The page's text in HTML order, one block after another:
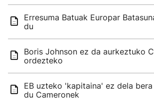
Erresuma Batuak Europar
du
Boris Johnson ez da aurkeztuko
ordezteko
EB uzteko 'kapitaina' ez dela
du Cameronek